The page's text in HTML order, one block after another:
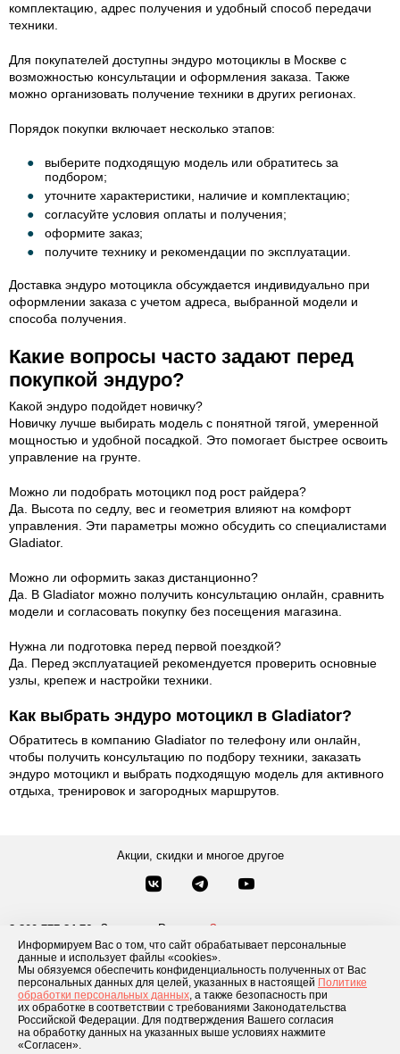
Информируем Вас о том, что сайт обрабатывает персональные
данные и использует файлы «cookies».
Мы обязуемся обеспечить конфиденциальность полученных от Вас
персональных данных для целей, указанных в настоящей Политике
обработки персональных данных, а также безопасность при
их обработке в соответствии с требованиями Законодательства
Российской Федерации. Для подтверждения Вашего согласия
на обработку данных на указанных выше условиях нажмите
«Согласен».
комплектацию, адрес получения и удобный способ передачи
техники.
Для покупателей доступны эндуро мотоциклы в Москве с
возможностью консультации и оформления заказа. Также
можно организовать получение техники в других регионах.
Порядок покупки включает несколько этапов:
выберите подходящую модель или обратитесь за
подбором;
уточните характеристики, наличие и комплектацию;
согласуйте условия оплаты и получения;
оформите заказ;
получите технику и рекомендации по эксплуатации.
Доставка эндуро мотоцикла обсуждается индивидуально при
оформлении заказа с учетом адреса, выбранной модели и
способа получения.
Какие вопросы часто задают перед
покупкой эндуро?
Какой эндуро подойдет новичку?
Новичку лучше выбирать модель с понятной тягой, умеренной
мощностью и удобной посадкой. Это помогает быстрее освоить
управление на грунте.
Можно ли подобрать мотоцикл под рост райдера?
Да. Высота по седлу, вес и геометрия влияют на комфорт
управления. Эти параметры можно обсудить со специалистами
Gladiator.
Можно ли оформить заказ дистанционно?
Да. В Gladiator можно получить консультацию онлайн, сравнить
модели и согласовать покупку без посещения магазина.
Нужна ли подготовка перед первой поездкой?
Да. Перед эксплуатацией рекомендуется проверить основные
узлы, крепеж и настройки техники.
Как выбрать эндуро мотоцикл в Gladiator?
Обратитесь в компанию Gladiator по телефону или онлайн,
чтобы получить консультацию по подбору техники, заказать
эндуро мотоцикл и выбрать подходящую модель для активного
отдыха, тренировок и загородных маршрутов.
Акции, скидки и многое другое
8-800-777-84-76 Звонки по России
Заказать звонок
8 495 181-69-06
Москва
Каталог товаров О компании Доставка и оплата Блог
Условия рассрочки
Контакты